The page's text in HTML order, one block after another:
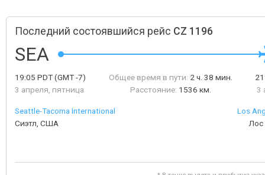
Последний состоявшийся рейс CZ 1196
SEA
19:05 PDT(GMT -7)
3 апреля, пятница
Общее время в пути: 2 ч. 38 мин.
Расстояние: 1536 км.
3
Seattle-Tacoma International
Сиэтл, США
Los